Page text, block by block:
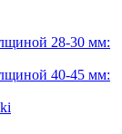
28-30 мм:
40-45 мм: